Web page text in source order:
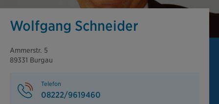
Wolfgang Schneider
Ammerstr. 5
89331 Burgau
Telefon
08222/9619460